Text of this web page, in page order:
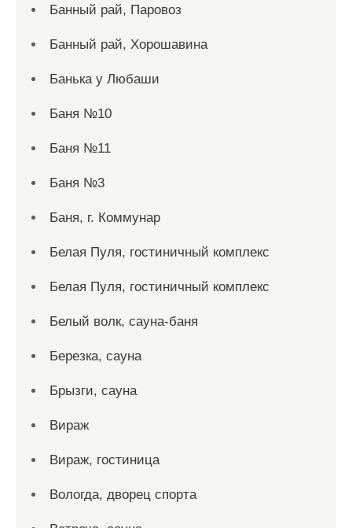
Банный рай, Паровоз
Банный рай, Хорошавина
Банька у Любаши
Баня №10
Баня №11
Баня №3
Баня, г. Коммунар
Белая Пуля, гостиничный комплекс
Белая Пуля, гостиничный комплекс
Белый волк, сауна-баня
Березка, сауна
Брызги, сауна
Вираж
Вираж, гостиница
Вологда, дворец спорта